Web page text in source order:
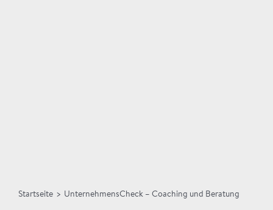
Startseite > UnternehmensCheck – Coaching und Beratung